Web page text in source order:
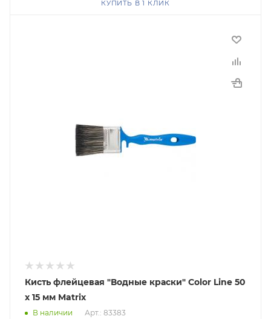
КУПИТЬ В 1 КЛИК
Кисть флейцевая "Водные краски" Color Line 50
х 15 мм Matrix
В наличии Арт.: 83383